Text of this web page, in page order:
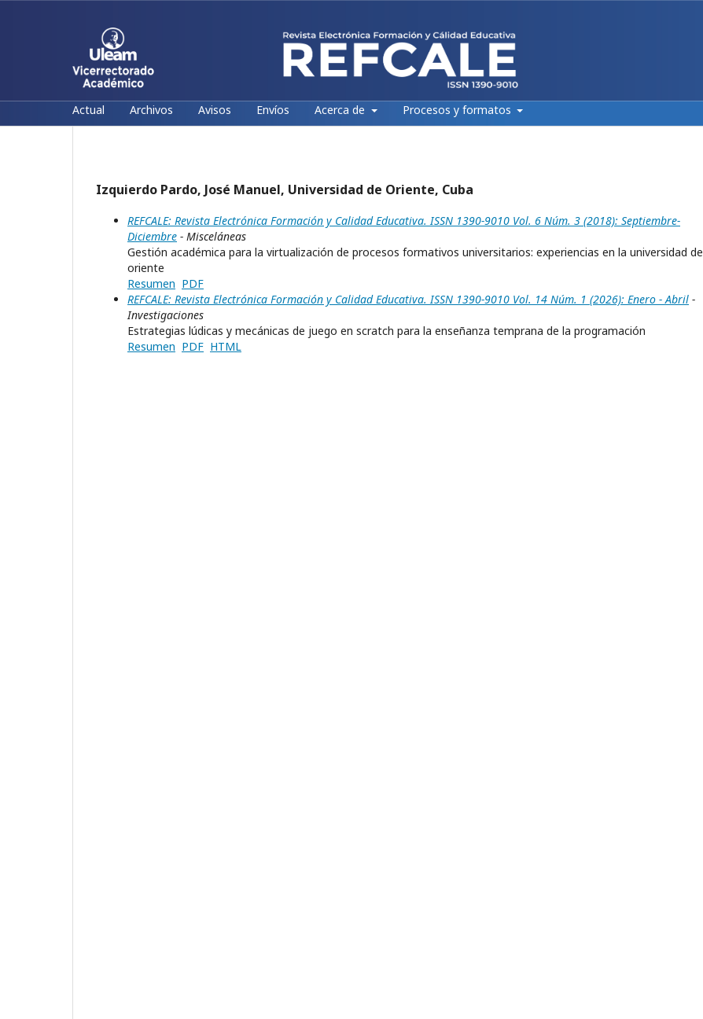
Actual Archivos Avisos Envíos Acerca de Procesos y formatos
Izquierdo Pardo, José Manuel, Universidad de Oriente, Cuba
REFCALE: Revista Electrónica Formación y Calidad Educativa. ISSN 1390-9010 Vol. 6 Núm. 3 (2018): Septiembre-
Diciembre - Misceláneas
Gestión académica para la virtualización de procesos formativos universitarios: experiencias en la universidad de
oriente
Resumen PDF
REFCALE: Revista Electrónica Formación y Calidad Educativa. ISSN 1390-9010 Vol. 14 Núm. 1 (2026): Enero - Abril -
Investigaciones
Estrategias lúdicas y mecánicas de juego en scratch para la enseñanza temprana de la programación
Resumen PDF HTML